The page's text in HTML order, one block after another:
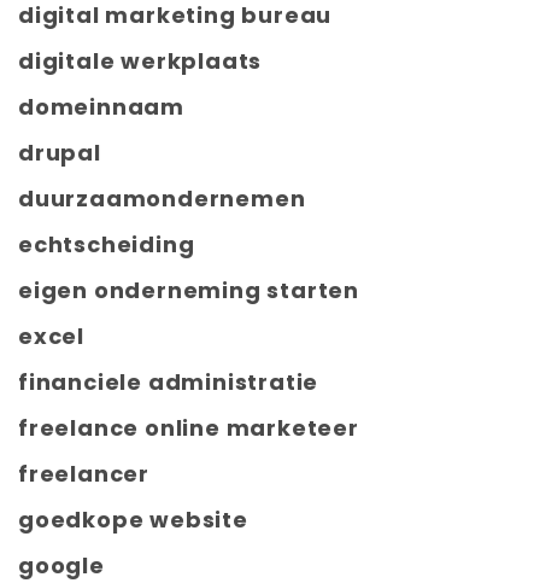
digital marketing bureau
digitale werkplaats
domeinnaam
drupal
duurzaamondernemen
echtscheiding
eigen onderneming starten
excel
financiele administratie
freelance online marketeer
freelancer
goedkope website
google